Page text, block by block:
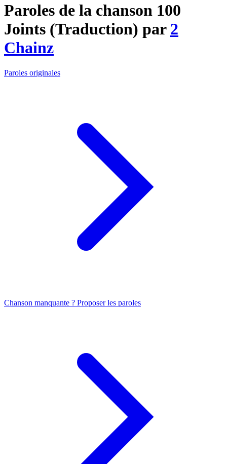
Paroles de la chanson 100
Joints (Traduction) par 2
Chainz
Paroles originales
Chanson manquante ? Proposer les paroles